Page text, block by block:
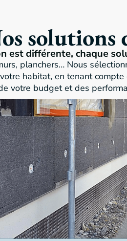
solutions
est différente, chaque
planchers… Nous
habitat, en tenant
votre budget et des